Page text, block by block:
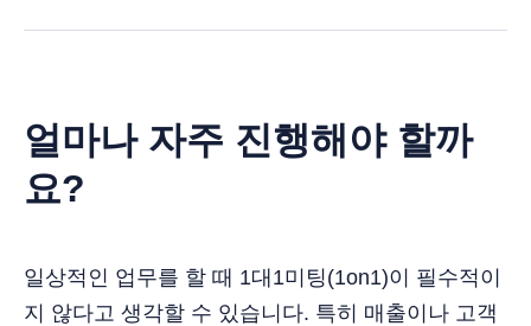
얼마나 자주 진행해야 할까
요?
일상적인 업무를 할 때 1대1미팅(1on1)이 필수적이
지 않다고 생각할 수 있습니다. 특히 매출이나 고객